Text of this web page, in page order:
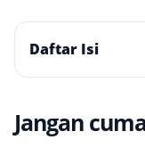
Daftar Isi
Jangan